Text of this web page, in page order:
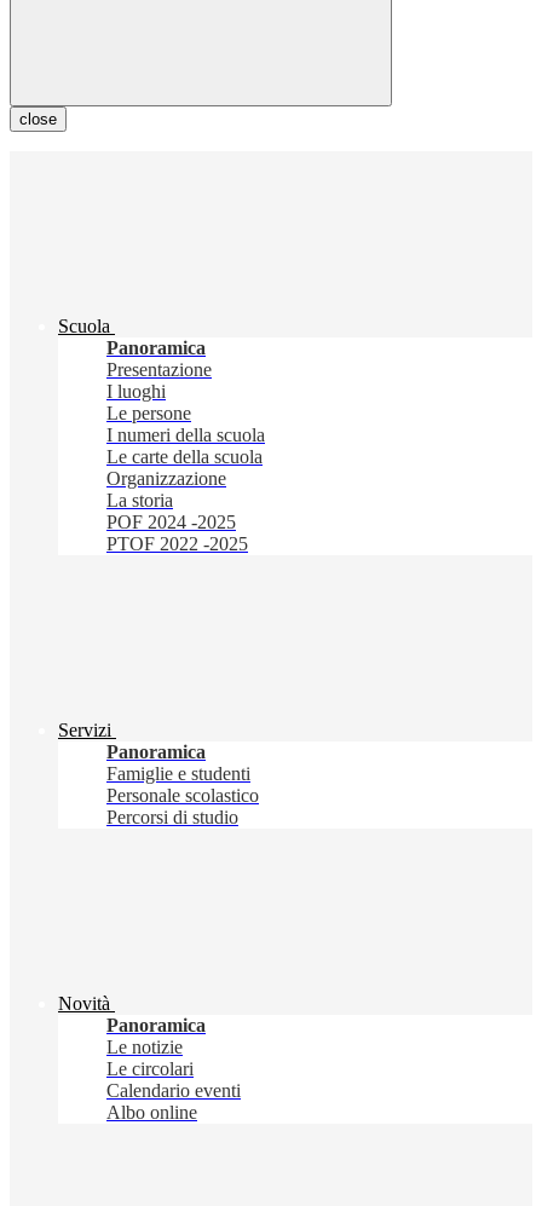
close
Scuola
Panoramica
Presentazione
I luoghi
Le persone
I numeri della scuola
Le carte della scuola
Organizzazione
La storia
POF 2024 -2025
PTOF 2022 -2025
Servizi
Panoramica
Famiglie e studenti
Personale scolastico
Percorsi di studio
Novità
Panoramica
Le notizie
Le circolari
Calendario eventi
Albo online